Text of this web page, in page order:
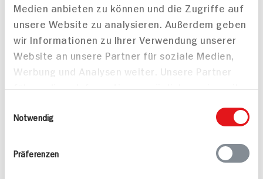
Medien anbieten zu können und die Zugriffe auf
unsere Website zu analysieren. Außerdem geben
wir Informationen zu Ihrer Verwendung unserer
Website an unsere Partner für soziale Medien,
Werbung und Analysen weiter. Unsere Partner
führen diese Informationen möglicherweise mit
bereitgestellt haben oder die sie im Rahmen
Notwendig
Präferenzen
Teilen
Drucken
Passende Artikel zum Rezept Mehr